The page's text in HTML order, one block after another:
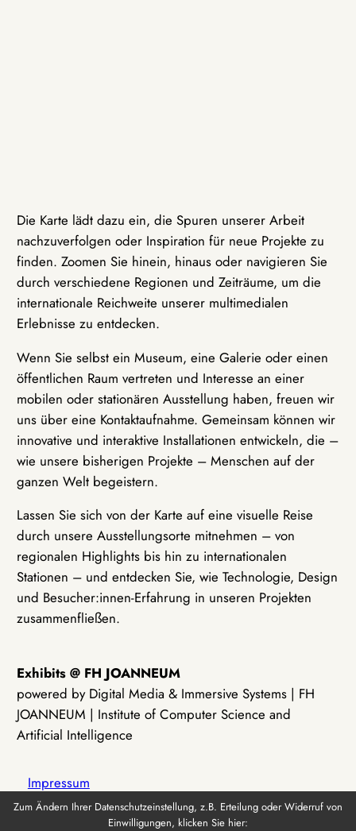
Die Karte lädt dazu ein, die Spuren unserer Arbeit
nachzuverfolgen oder Inspiration für neue Projekte zu
finden. Zoomen Sie hinein, hinaus oder navigieren Sie
durch verschiedene Regionen und Zeiträume, um die
internationale Reichweite unserer multimedialen
Erlebnisse zu entdecken.
Wenn Sie selbst ein Museum, eine Galerie oder einen
öffentlichen Raum vertreten und Interesse an einer
mobilen oder stationären Ausstellung haben, freuen wir
uns über eine Kontaktaufnahme. Gemeinsam können wir
innovative und interaktive Installationen entwickeln, die –
wie unsere bisherigen Projekte – Menschen auf der
ganzen Welt begeistern.
Lassen Sie sich von der Karte auf eine visuelle Reise
durch unsere Ausstellungsorte mitnehmen – von
regionalen Highlights bis hin zu internationalen
Stationen – und entdecken Sie, wie Technologie, Design
und Besucher:innen-Erfahrung in unseren Projekten
zusammenfließen.
Exhibits @ FH JOANNEUM
powered by Digital Media & Immersive Systems | FH
JOANNEUM | Institute of Computer Science and
Artificial Intelligence
Impressum
Zum Ändern Ihrer Datenschutzeinstellung, z.B. Erteilung oder Widerruf von
Einwilligungen, klicken Sie hier: